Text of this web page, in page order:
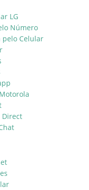
LG
Número
pelo Celular